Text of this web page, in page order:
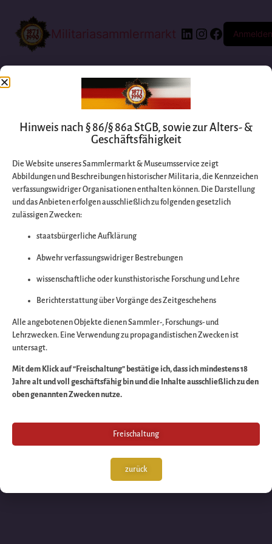
Militariasammlermarkt Anmelden
Entschuldigen Sie
bitte die
Wir arbeiten an
großartigen Sache
schauen Sie bald
wieder vorbei!
Hinweis nach § 86/§ 86a StGB, sowie zur Alters- &
Geschäftsfähigkeit
Die Website unseres Sammlermarkt & Museumsservice zeigt
Abbildungen und Beschreibungen historischer Militaria, die Kennzeichen
verfassungswidriger Organisationen enthalten können. Die Darstellung
und das Anbieten erfolgen ausschließlich zu folgenden gesetzlich
zulässigen Zwecken:
staatsbürgerliche Aufklärung
Abwehr verfassungswidriger Bestrebungen
wissenschaftliche oder kunsthistorische Forschung und Lehre
Berichterstattung über Vorgänge des Zeitgeschehens
Alle angebotenen Objekte dienen Sammler-, Forschungs- und
Lehrzwecken. Eine Verwendung zu propagandistischen Zwecken ist
untersagt.
Mit dem Klick auf “Freischaltung” bestätige ich, dass ich mindestens 18
Jahre alt und voll geschäftsfähig bin und die Inhalte ausschließlich zu den
oben genannten Zwecken nutze.
Freischaltung
zurück